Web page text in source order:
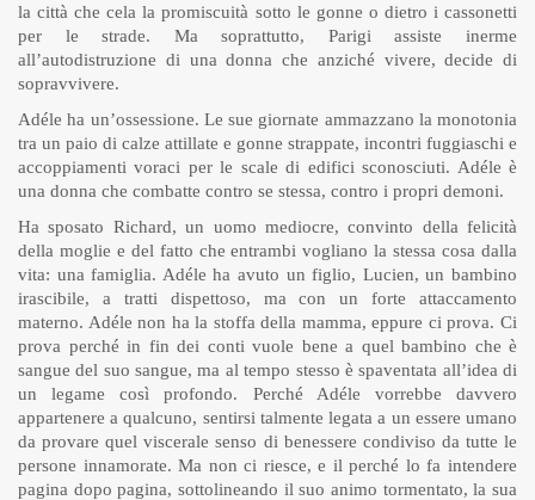
la città che cela la promiscuità sotto le gonne o dietro i cassonetti
per le strade. Ma soprattutto, Parigi assiste inerme
all’autodistruzione di una donna che anziché vivere, decide di
sopravvivere.
Adéle ha un’ossessione. Le sue giornate ammazzano la monotonia
tra un paio di calze attillate e gonne strappate, incontri fuggiaschi e
accoppiamenti voraci per le scale di edifici sconosciuti. Adéle è
una donna che combatte contro se stessa, contro i propri demoni.
Ha sposato Richard, un uomo mediocre, convinto della felicità
della moglie e del fatto che entrambi vogliano la stessa cosa dalla
vita: una famiglia. Adéle ha avuto un figlio, Lucien, un bambino
irascibile, a tratti dispettoso, ma con un forte attaccamento
materno. Adéle non ha la stoffa della mamma, eppure ci prova. Ci
prova perché in fin dei conti vuole bene a quel bambino che è
sangue del suo sangue, ma al tempo stesso è spaventata all’idea di
un legame così profondo. Perché Adéle vorrebbe davvero
appartenere a qualcuno, sentirsi talmente legata a un essere umano
da provare quel viscerale senso di benessere condiviso da tutte le
persone innamorate. Ma non ci riesce, e il perché lo fa intendere
pagina dopo pagina, sottolineando il suo animo tormentato, la sua